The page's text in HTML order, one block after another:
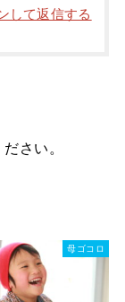
して返信する
さい。
母ゴコロ